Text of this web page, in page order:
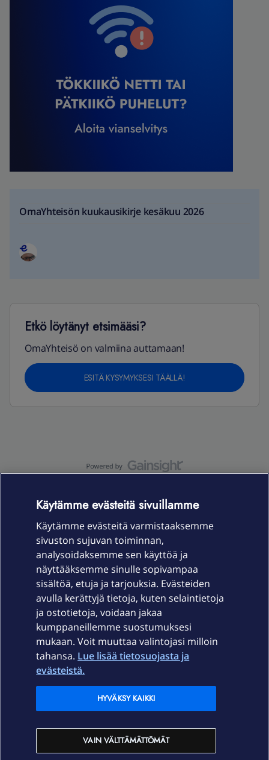
OmaYhteisön kuukausikirje kesäkuu 2026
Etkö löytänyt etsimääsi?
OmaYhteisö on valmiina auttamaan!
ESITÄ KYSYMYKSESI TÄÄLLÄ!
Laitteet & liittymät
Palvelut
Ajankohtaista
Elisa Oyj
In English
Käytämme evästeitä sivuillamme
Käytämme evästeitä varmistaaksemme
sivuston sujuvan toiminnan,
analysoidaksemme sen käyttöä ja
näyttääksemme sinulle sopivampaa
sisältöä, etuja ja tarjouksia. Evästeiden
avulla kerättyjä tietoja, kuten selaintietoja
ja ostotietoja, voidaan jakaa
kumppaneillemme suostumuksesi
mukaan. Voit muuttaa valintojasi milloin
tahansa. Lue lisää tietosuojasta ja
evästeistä.
VAIN VÄLTTÄMÄTTÖMÄT
HYVÄKSY KAIKKI